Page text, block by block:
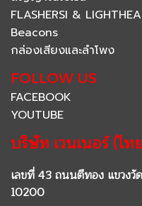
FLASHERSI &
Beacons
กล่องเสียงและลำโพง
FOLLOW US
FACEBOOK
YOUTUBE
บริษัท เวนเนอร์ (ไ
เลขที่ 43 ถนนตีทอง แขวง
10200